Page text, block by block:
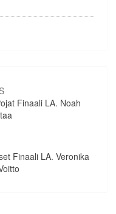
Finaali LA. Noah
Finaali LA. Veronika